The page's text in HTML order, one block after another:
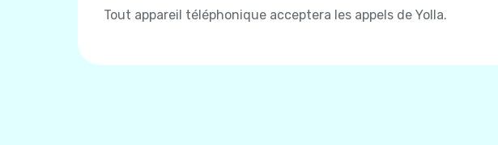
Tout appareil téléphonique acceptera les appels de Yolla.